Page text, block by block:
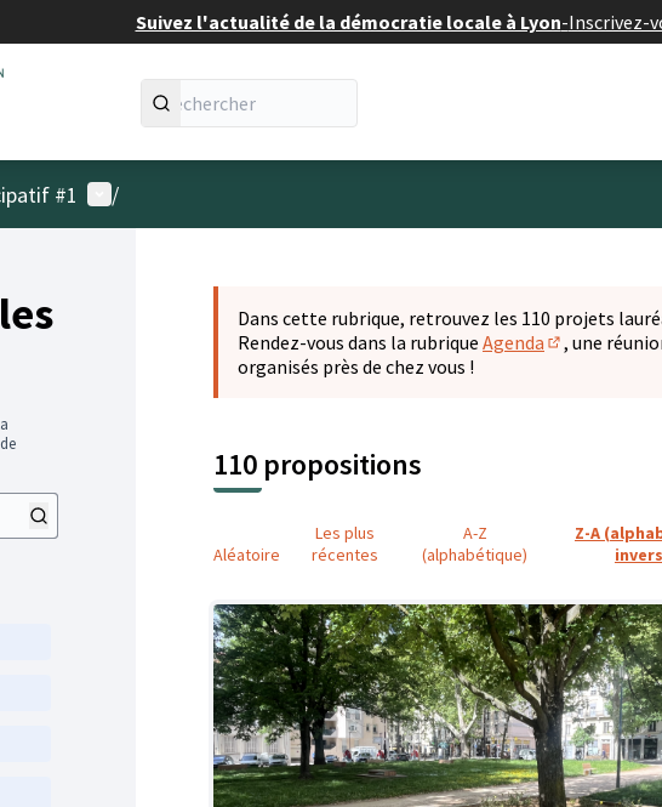
Suivez l'actualité de la démocratie locale à Lyon-Inscrivez-
#1 Menu utilisateur
/
Dans cette rubrique, retrouvez les 110 projets
Rendez-vous dans la rubrique Agenda
(S'ouvre
, une
organisés près de chez vous !
110 propositions
Aléatoire
Les plus
récentes
A-Z
(alphabétique)
Z-A